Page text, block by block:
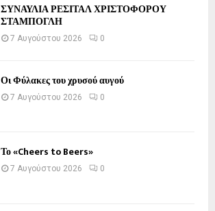
ΣΥΝΑΥΛΙΑ ΡΕΣΙΤΑΛ ΧΡΙΣΤΟΦΟΡΟΥ
ΣΤΑΜΠΟΓΛΗ
7 Αυγούστου 2026 0
Οι Φύλακες του χρυσού αυγού
7 Αυγούστου 2026 0
Το «Cheers to Beers»
7 Αυγούστου 2026 0